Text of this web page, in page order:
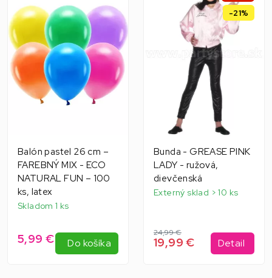
Balón pastel 26 cm –
FAREBNÝ MIX - ECO
NATURAL FUN – 100
ks, latex
Skladom 1 ks
5,99 € Do košíka
-21%
Bunda - GREASE PINK
LADY - ružová,
dievčenská
Externý sklad > 10 ks
24,99 €
19,99 € Detail